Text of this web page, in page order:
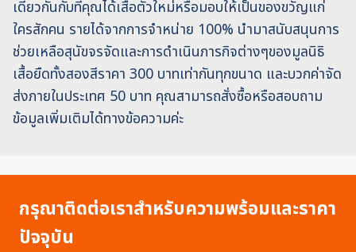
เดียวกันกับที่คุณได้เสื้อตัวใหม่หรือมอบให้เป็นของขวัญแก่
ใครสักคน รายได้จากการจำหน่าย 100% นำมาสนับสนุนการ
ช่วยเหลือสุนัขจรจัดและการดำเนินภารกิจต่างๆของมูลนิธิ
เสื้อยืดทั้งสองสีราคา 300 บาทเท่ากันทุกขนาด และบวกค่าจัด
ส่งภายในประเทศ 50 บาท คุณสามารถสั่งซื้อหรือสอบถาม
ข้อมูลเพิ่มเติมได้ทางข้อความค่ะ
กรุณาติดต่อเราสำหรับความพร้อมและราคา
ปัจจุบัน